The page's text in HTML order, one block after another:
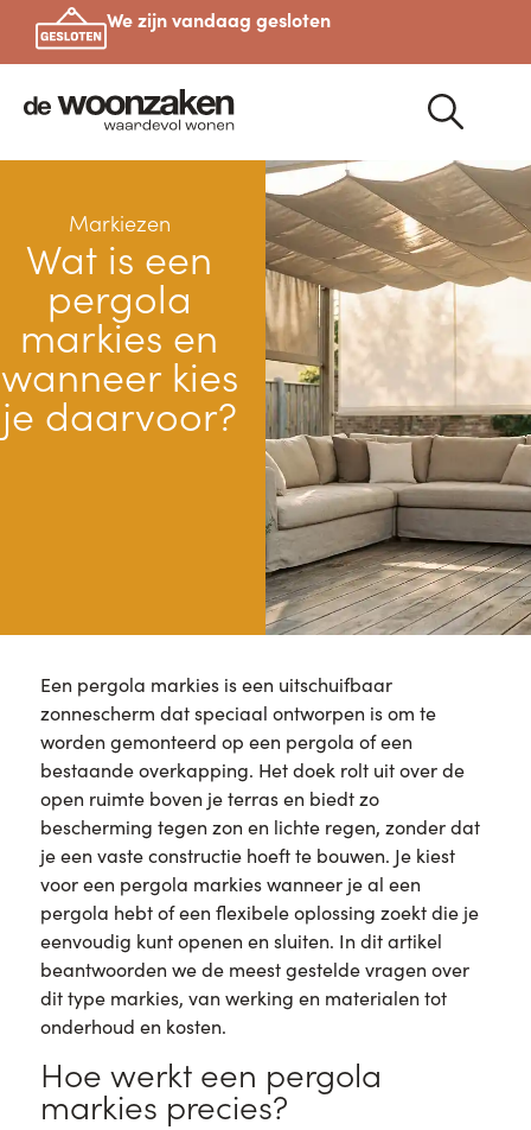
We zijn vandaag gesloten
Markiezen
Wat is een
pergola
markies en
wanneer kies
je daarvoor?
Een pergola markies is een uitschuifbaar
zonnescherm dat speciaal ontworpen is om te
worden gemonteerd op een pergola of een
bestaande overkapping. Het doek rolt uit over de
open ruimte boven je terras en biedt zo
bescherming tegen zon en lichte regen, zonder dat
je een vaste constructie hoeft te bouwen. Je kiest
voor een pergola markies wanneer je al een
pergola hebt of een flexibele oplossing zoekt die je
eenvoudig kunt openen en sluiten. In dit artikel
beantwoorden we de meest gestelde vragen over
dit type markies, van werking en materialen tot
onderhoud en kosten.
Hoe werkt een pergola
markies precies?